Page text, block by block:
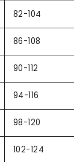
82-104
86-108
90-112
94-116
98-120
102-124